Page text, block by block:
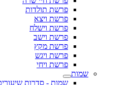
פרשת תולדות
פרשת ויצא
פרשת וישלח
פרשת וישב
פרשת מקץ
פרשת ויגש
פרשת ויחי
שמות
שמות - סדרות